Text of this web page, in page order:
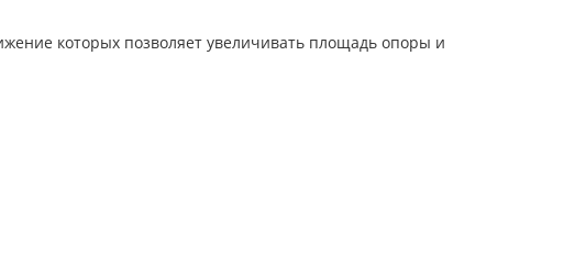
которых позволяет увеличивать площадь опоры и